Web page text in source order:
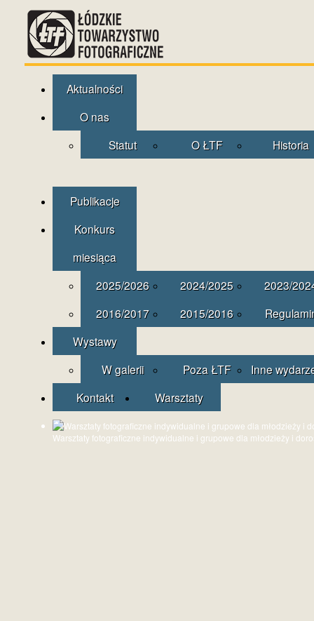
Aktualności
O nas
Statut
O ŁTF Historia
Publikacje
Konkurs
miesiąca
2025/2026
2024/2025
2023/
2016/2017
2015/2016
Wystawy
W galerii
Poza ŁTF
Inne
Kontakt
Warsztaty
Warsztaty fotograficzne indywidualne i grupowe dla młodzieży i